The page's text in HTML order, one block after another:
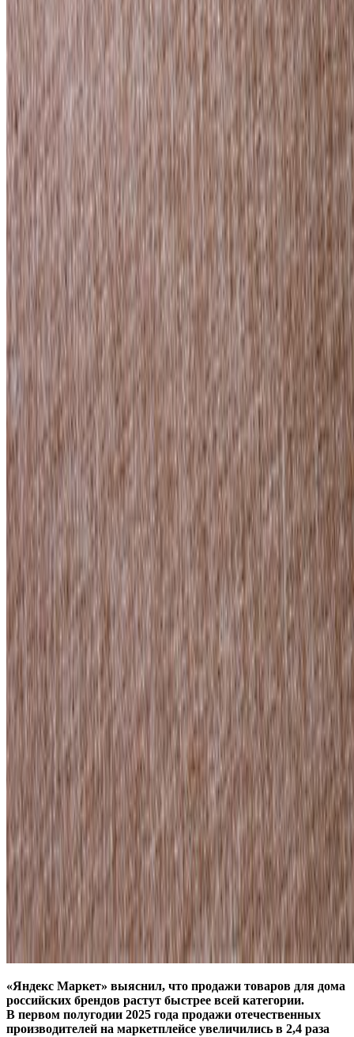
«Яндекс Маркет» выяснил, что продажи товаров для дома
российских брендов растут быстрее всей категории.
В первом полугодии 2025 года продажи отечественных
производителей на маркетплейсе увеличились в 2,4 раза